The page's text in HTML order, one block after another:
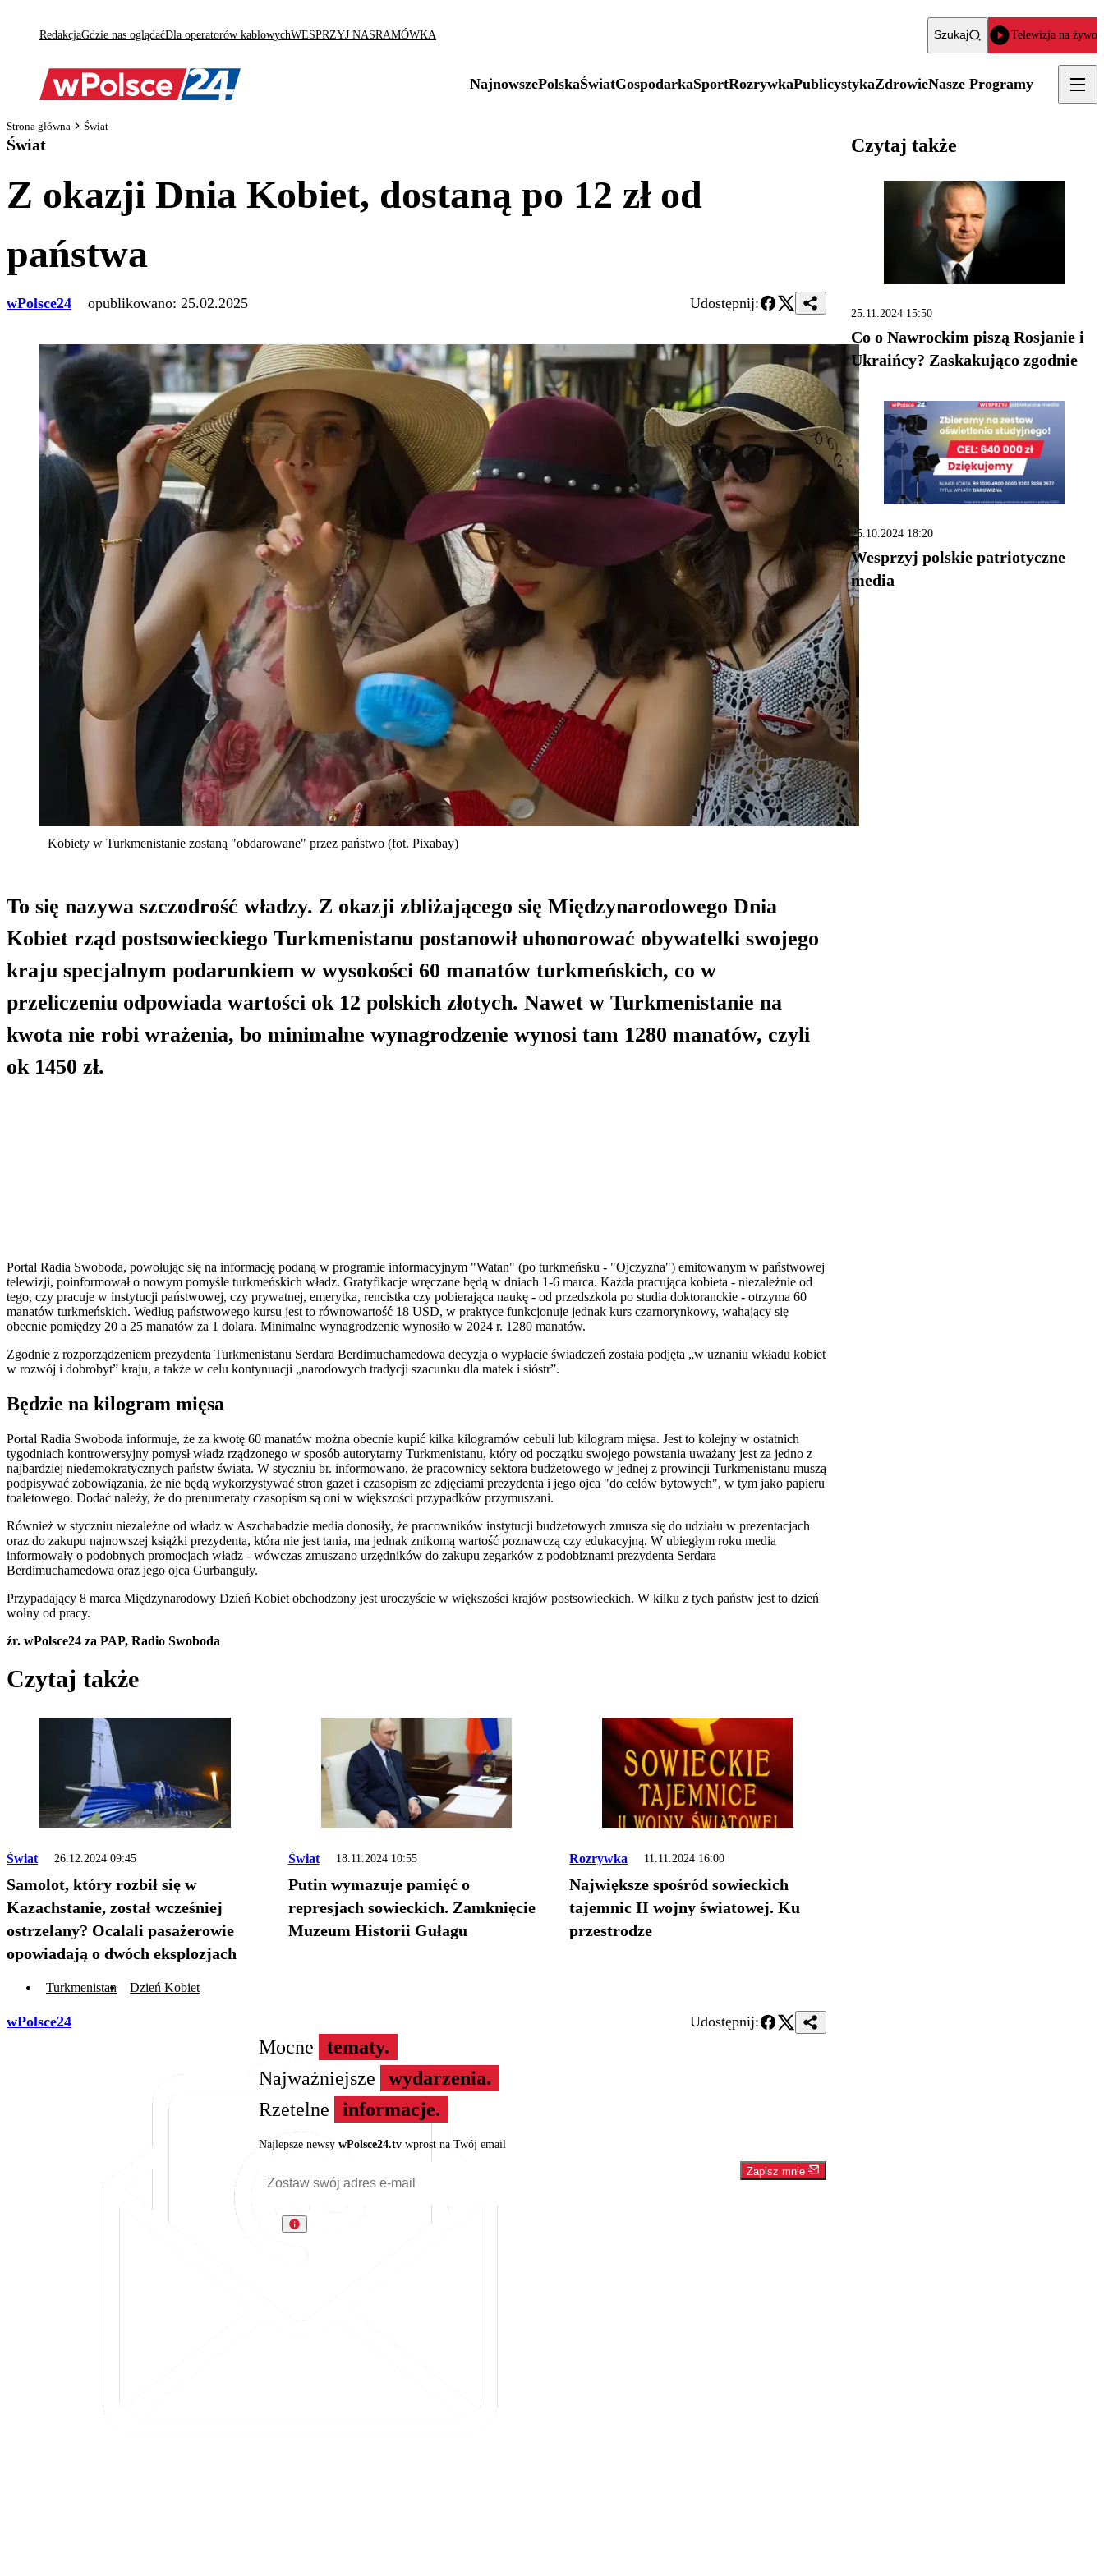
RedakcjaGdzie nas oglądaćDla operatorów kablowychWESPRZYJ NASRAMÓWKA Szukaj Telewizja na żywo
NajnowszePolskaŚwiatGospodarkaSportRozrywkaPublicystykaZdrowieNasze Programy
Strona główna Świat
Świat
Z okazji Dnia Kobiet, dostaną po 12 zł od
państwa
wPolsce24 opublikowano: 25.02.2025 Udostępnij:
Kobiety w Turkmenistanie zostaną "obdarowane" przez państwo (fot. Pixabay)
To się nazywa szczodrość władzy. Z okazji zbliżającego się Międzynarodowego Dnia
Kobiet rząd postsowieckiego Turkmenistanu postanowił uhonorować obywatelki swojego
kraju specjalnym podarunkiem w wysokości 60 manatów turkmeńskich, co w
przeliczeniu odpowiada wartości ok 12 polskich złotych. Nawet w Turkmenistanie na
kwota nie robi wrażenia, bo minimalne wynagrodzenie wynosi tam 1280 manatów, czyli
ok 1450 zł.
Portal Radia Swoboda, powołując się na informację podaną w programie informacyjnym "Watan" (po turkmeńsku - "Ojczyzna") emitowanym w państwowej
telewizji, poinformował o nowym pomyśle turkmeńskich władz. Gratyfikacje wręczane będą w dniach 1-6 marca. Każda pracująca kobieta - niezależnie od
tego, czy pracuje w instytucji państwowej, czy prywatnej, emerytka, rencistka czy pobierająca naukę - od przedszkola po studia doktoranckie - otrzyma 60
manatów turkmeńskich. Według państwowego kursu jest to równowartość 18 USD, w praktyce funkcjonuje jednak kurs czarnorynkowy, wahający się
obecnie pomiędzy 20 a 25 manatów za 1 dolara. Minimalne wynagrodzenie wynosiło w 2024 r. 1280 manatów.
Zgodnie z rozporządzeniem prezydenta Turkmenistanu Serdara Berdimuchamedowa decyzja o wypłacie świadczeń została podjęta „w uznaniu wkładu kobiet
w rozwój i dobrobyt” kraju, a także w celu kontynuacji „narodowych tradycji szacunku dla matek i sióstr”.
Będzie na kilogram mięsa
Portal Radia Swoboda informuje, że za kwotę 60 manatów można obecnie kupić kilka kilogramów cebuli lub kilogram mięsa. Jest to kolejny w ostatnich
tygodniach kontrowersyjny pomysł władz rządzonego w sposób autorytarny Turkmenistanu, który od początku swojego powstania uważany jest za jedno z
najbardziej niedemokratycznych państw świata. W styczniu br. informowano, że pracownicy sektora budżetowego w jednej z prowincji Turkmenistanu muszą
podpisywać zobowiązania, że nie będą wykorzystywać stron gazet i czasopism ze zdjęciami prezydenta i jego ojca "do celów bytowych", w tym jako papieru
toaletowego. Dodać należy, że do prenumeraty czasopism są oni w większości przypadków przymuszani.
Również w styczniu niezależne od władz w Aszchabadzie media donosiły, że pracowników instytucji budżetowych zmusza się do udziału w prezentacjach
oraz do zakupu najnowszej książki prezydenta, która nie jest tania, ma jednak znikomą wartość poznawczą czy edukacyjną. W ubiegłym roku media
informowały o podobnych promocjach władz - wówczas zmuszano urzędników do zakupu zegarków z podobiznami prezydenta Serdara
Berdimuchamedowa oraz jego ojca Gurbanguły.
Przypadający 8 marca Międzynarodowy Dzień Kobiet obchodzony jest uroczyście w większości krajów postsowieckich. W kilku z tych państw jest to dzień
wolny od pracy.
źr. wPolsce24 za PAP, Radio Swoboda
Czytaj także
Świat 26.12.2024 09:45
Samolot, który rozbił się w
Kazachstanie, został wcześniej
ostrzelany? Ocalali pasażerowie
opowiadają o dwóch eksplozjach
Świat 18.11.2024 10:55
Putin wymazuje pamięć o
represjach sowieckich. Zamknięcie
Muzeum Historii Gułagu
Rozrywka 11.11.2024 16:00
Największe spośród sowieckich
tajemnic II wojny światowej. Ku
przestrodze
Turkmenistan Dzień Kobiet
wPolsce24 Udostępnij:
Mocne
tematy.
Najważniejsze
wydarzenia.
Rzetelne
informacje.
Najlepsze newsy wPolsce24.tvwprost na Twój email
Zapisz mnie
Czytaj także
25.11.2024 15:50
Co o Nawrockim piszą Rosjanie i
Ukraińcy? Zaskakująco zgodnie
25.10.2024 18:20
Wesprzyj polskie patriotyczne
media